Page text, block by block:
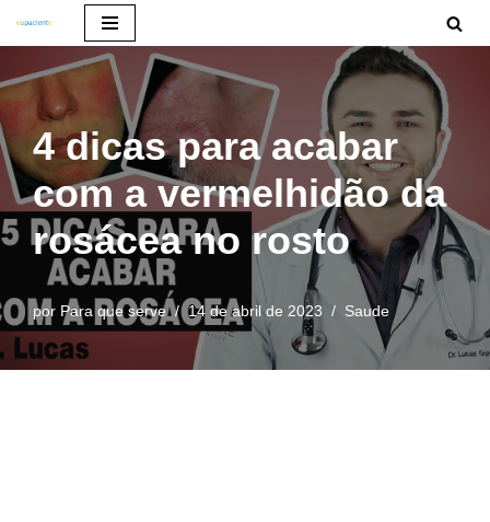
para
conteúdo
4 dicas para acabar
com a vermelhidão da
rosácea no rosto
por Para que serve 14 de abril de 2023 Saude